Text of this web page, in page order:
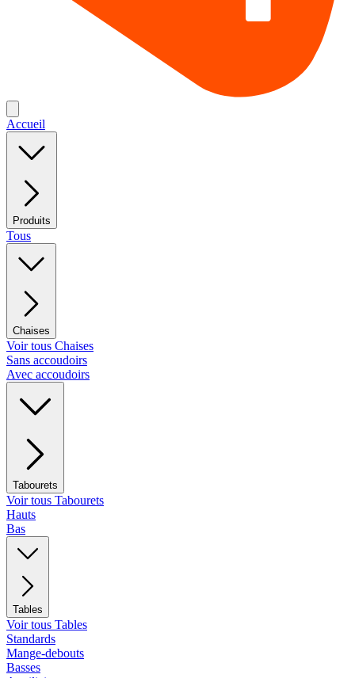
Accueil
Produits
Tous
Chaises
Voir tous Chaises
Sans accoudoirs
Avec accoudoirs
Tabourets
Voir tous Tabourets
Hauts
Bas
Tables
Voir tous Tables
Standards
Mange-debouts
Basses